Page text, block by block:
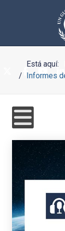
Está aquí:
Informes